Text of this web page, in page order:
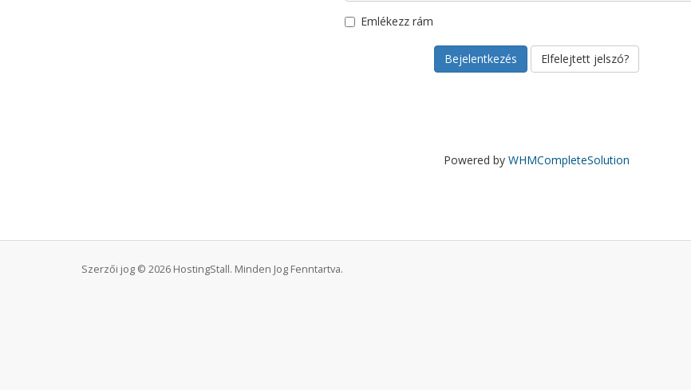
Emlékezz rám
Elfelejtett jelszó?
Powered by WHMCompleteSolution
Szerzői jog © 2026 HostingStall. Minden Jog Fenntartva.